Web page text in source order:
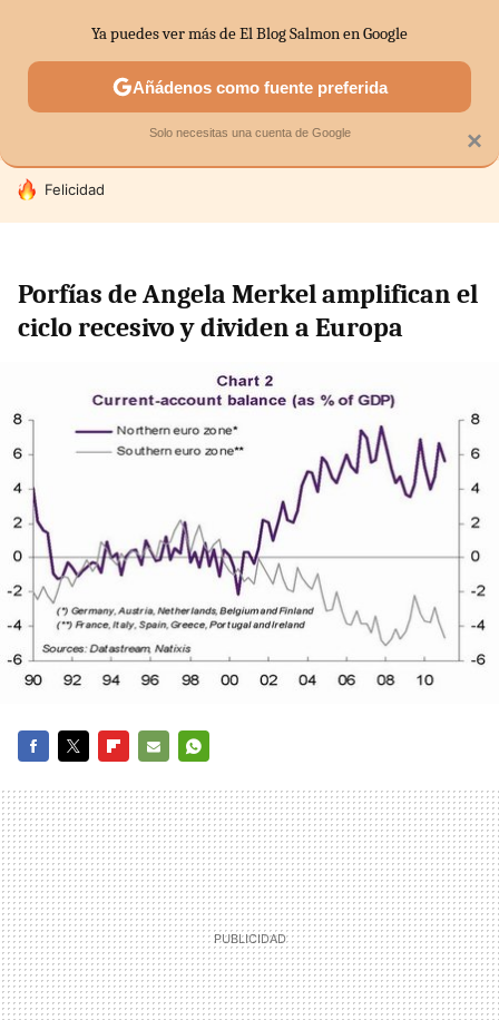
SECTORES ECONOMÍA DOMÉSTICA MERCADOS
HOY SE HABLA DE
Felicidad
Porfías de Angela Merkel amplifican el
ciclo recesivo y dividen a Europa
MAIL
×
Ya puedes ver más de El Blog Salmon en Google
Añádenos como fuente preferida
Solo necesitas una cuenta de Google